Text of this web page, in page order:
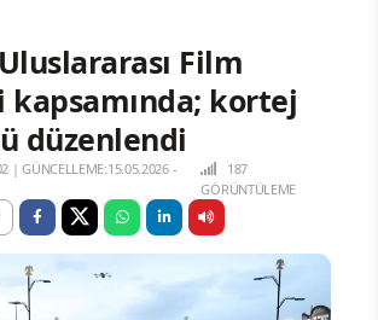
Film
kapsamında; kortej
düzenlendi
|GÜNCELLEME:15.05.2026 -
187
GÖRÜNTÜLEME